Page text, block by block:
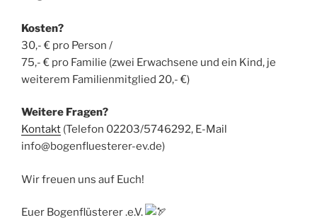
Kosten?
30,- € pro Person /
75,- € pro Familie (zwei Erwachsene und ein Kind, je
weiterem Familienmitglied 20,- €)
Weitere Fragen?
Kontakt (Telefon 02203/5746292, E-Mail
info@bogenfluesterer-ev.de)
Wir freuen uns auf Euch!
Euer Bogenflüsterer .e.V.